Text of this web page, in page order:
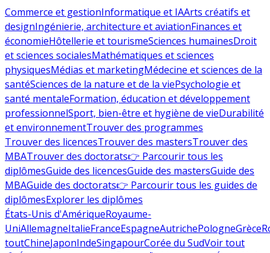
Commerce et gestionInformatique et IAArts créatifs et
designIngénierie, architecture et aviationFinances et
économieHôtellerie et tourismeSciences humainesDroit
et sciences socialesMathématiques et sciences
physiquesMédias et marketingMédecine et sciences de la
santéSciences de la nature et de la viePsychologie et
santé mentaleFormation, éducation et développement
professionnelSport, bien-être et hygiène de vieDurabilité
et environnementTrouver des programmes
Trouver des licencesTrouver des mastersTrouver des
MBATrouver des doctorats👉 Parcourir tous les
diplômesGuide des licencesGuide des mastersGuide des
MBAGuide des doctorats👉 Parcourir tous les guides de
diplômesExplorer les diplômes
États-Unis d'AmériqueRoyaume-
UniAllemagneItalieFranceEspagneAutrichePologneGrèce
toutChineJaponIndeSingapourCorée du SudVoir tout